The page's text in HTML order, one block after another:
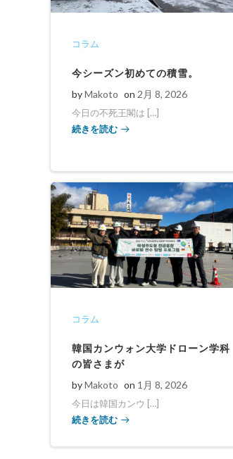
コラム
今シーズン初めての積雪。
byMakoto on 2月 8, 2026
今日の不死王閣は […]
続きを読む
コラム
韓国カンウォン大学ドローン学科
の皆さまが
byMakoto on 1月 8, 2026
今日は韓国カンウ […]
続きを読む